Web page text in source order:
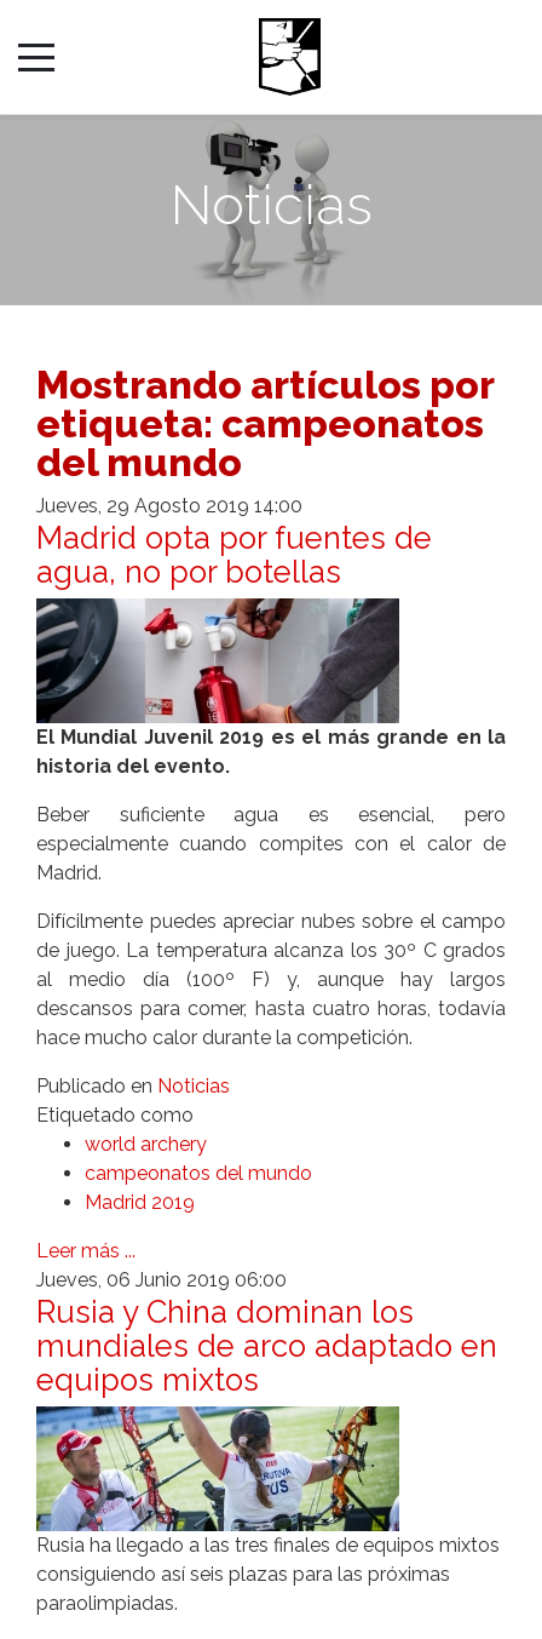
Noticias
Mostrando artículos por
etiqueta: campeonatos
del mundo
Jueves, 29 Agosto 2019 14:00
Madrid opta por fuentes de
agua, no por botellas
El Mundial Juvenil 2019 es el más grande en la
historia del evento.
Beber suficiente agua es esencial, pero
especialmente cuando compites con el calor de
Madrid.
Difícilmente puedes apreciar nubes sobre el campo
de juego. La temperatura alcanza los 30º C grados
al medio día (100º F) y, aunque hay largos
descansos para comer, hasta cuatro horas, todavía
hace mucho calor durante la competición.
Publicado en Noticias
Etiquetado como
world archery
campeonatos del mundo
Madrid 2019
Leer más ...
Jueves, 06 Junio 2019 06:00
Rusia y China dominan los
mundiales de arco adaptado en
equipos mixtos
Rusia ha llegado a las tres finales de equipos mixtos
consiguiendo así seis plazas para las próximas
paraolimpiadas.